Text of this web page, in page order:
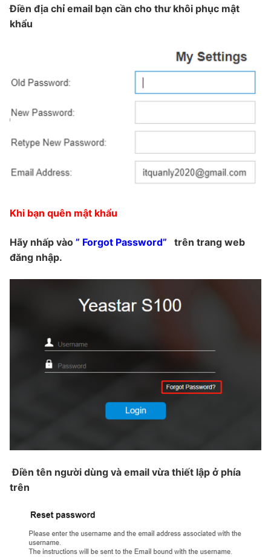
Điền địa chỉ email bạn cần cho thư khôi phục mật
khẩu
Khi bạn quên mật khẩu
Hãy nhấp vào ” Forgot Password”
trên trang web
đăng nhập.
Điền tên người dùng và email vừa thiết lập ở phía
trên